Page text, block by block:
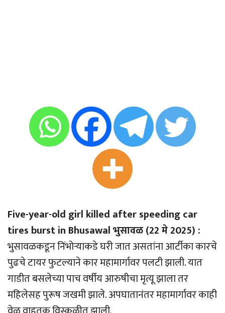
Five-year-old girl killed after speeding car
tires burst in Bhusawal भुसावळ (22 मे 2025) :
भुसावळकडून निंभोर्‍याकडे घरी जात असतांना आर्टीका कारचे
पुढचे टायर फुटल्याने कार महामार्गावर पलटी झाली. यात
गाडीत बसलेच्या पाच वर्षीय आरुषीचा मृत्यू झाला तर
महिलेसह पुरूष जखमी झाले. अपघातानंतर महामार्गावर काही